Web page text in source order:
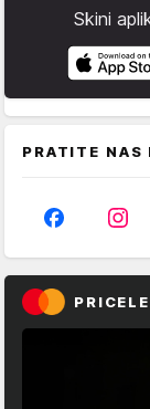
Skini
PRATITE NAS